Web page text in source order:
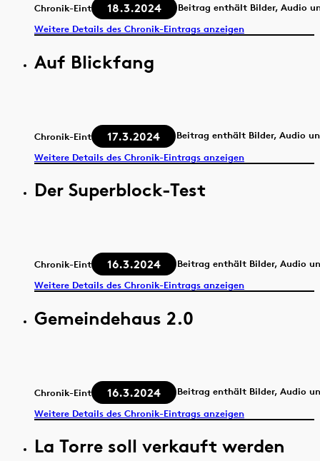
Chronik-Eintrag 18.3.2024
Beitrag enthält Bilder, Audio
Weitere Details des Chronik-Eintrags anzeigen
Auf Blickfang
Chronik-Eintrag 17.3.2024
Beitrag enthält Bilder, Audio
Weitere Details des Chronik-Eintrags anzeigen
Der Superblock-Test
Chronik-Eintrag 16.3.2024
Beitrag enthält Bilder, Audio
Weitere Details des Chronik-Eintrags anzeigen
Gemeindehaus 2.0
Chronik-Eintrag 16.3.2024
Beitrag enthält Bilder, Audio
Weitere Details des Chronik-Eintrags anzeigen
La Torre soll verkauft werden